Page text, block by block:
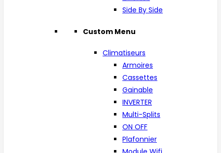
Side By Side
Custom Menu
Climatiseurs
Armoires
Cassettes
Gainable
INVERTER
Multi-Splits
ON OFF
Plafonnier